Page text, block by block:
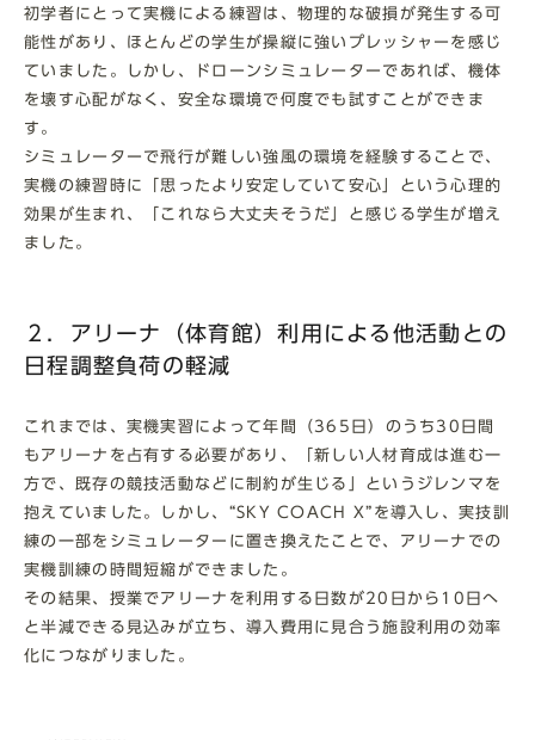
初学者にとって実機による練習は、物理的な破損が発生する可
能性があり、ほとんどの学生が操縦に強いプレッシャーを感じ
ていました。しかし、ドローンシミュレーターであれば、機体
を壊す心配がなく、安全な環境で何度でも試すことができま
す。
シミュレーターで飛行が難しい強風の環境を経験することで、
実機の練習時に「思ったより安定していて安心」という心理的
効果が生まれ、「これなら大丈夫そうだ」と感じる学生が増え
ました。
２．アリーナ（体育館）利用による他活動との
日程調整負荷の軽減
これまでは、実機実習によって年間（365日）のうち30日間
もアリーナを占有する必要があり、「新しい人材育成は進む一
方で、既存の競技活動などに制約が生じる」というジレンマを
抱えていました。しかし、“SKY COACH X”を導入し、実技訓
練の一部をシミュレーターに置き換えたことで、アリーナでの
実機訓練の時間短縮ができました。
その結果、授業でアリーナを利用する日数が20日から10日へ
と半減できる見込みが立ち、導入費用に見合う施設利用の効率
化につながりました。